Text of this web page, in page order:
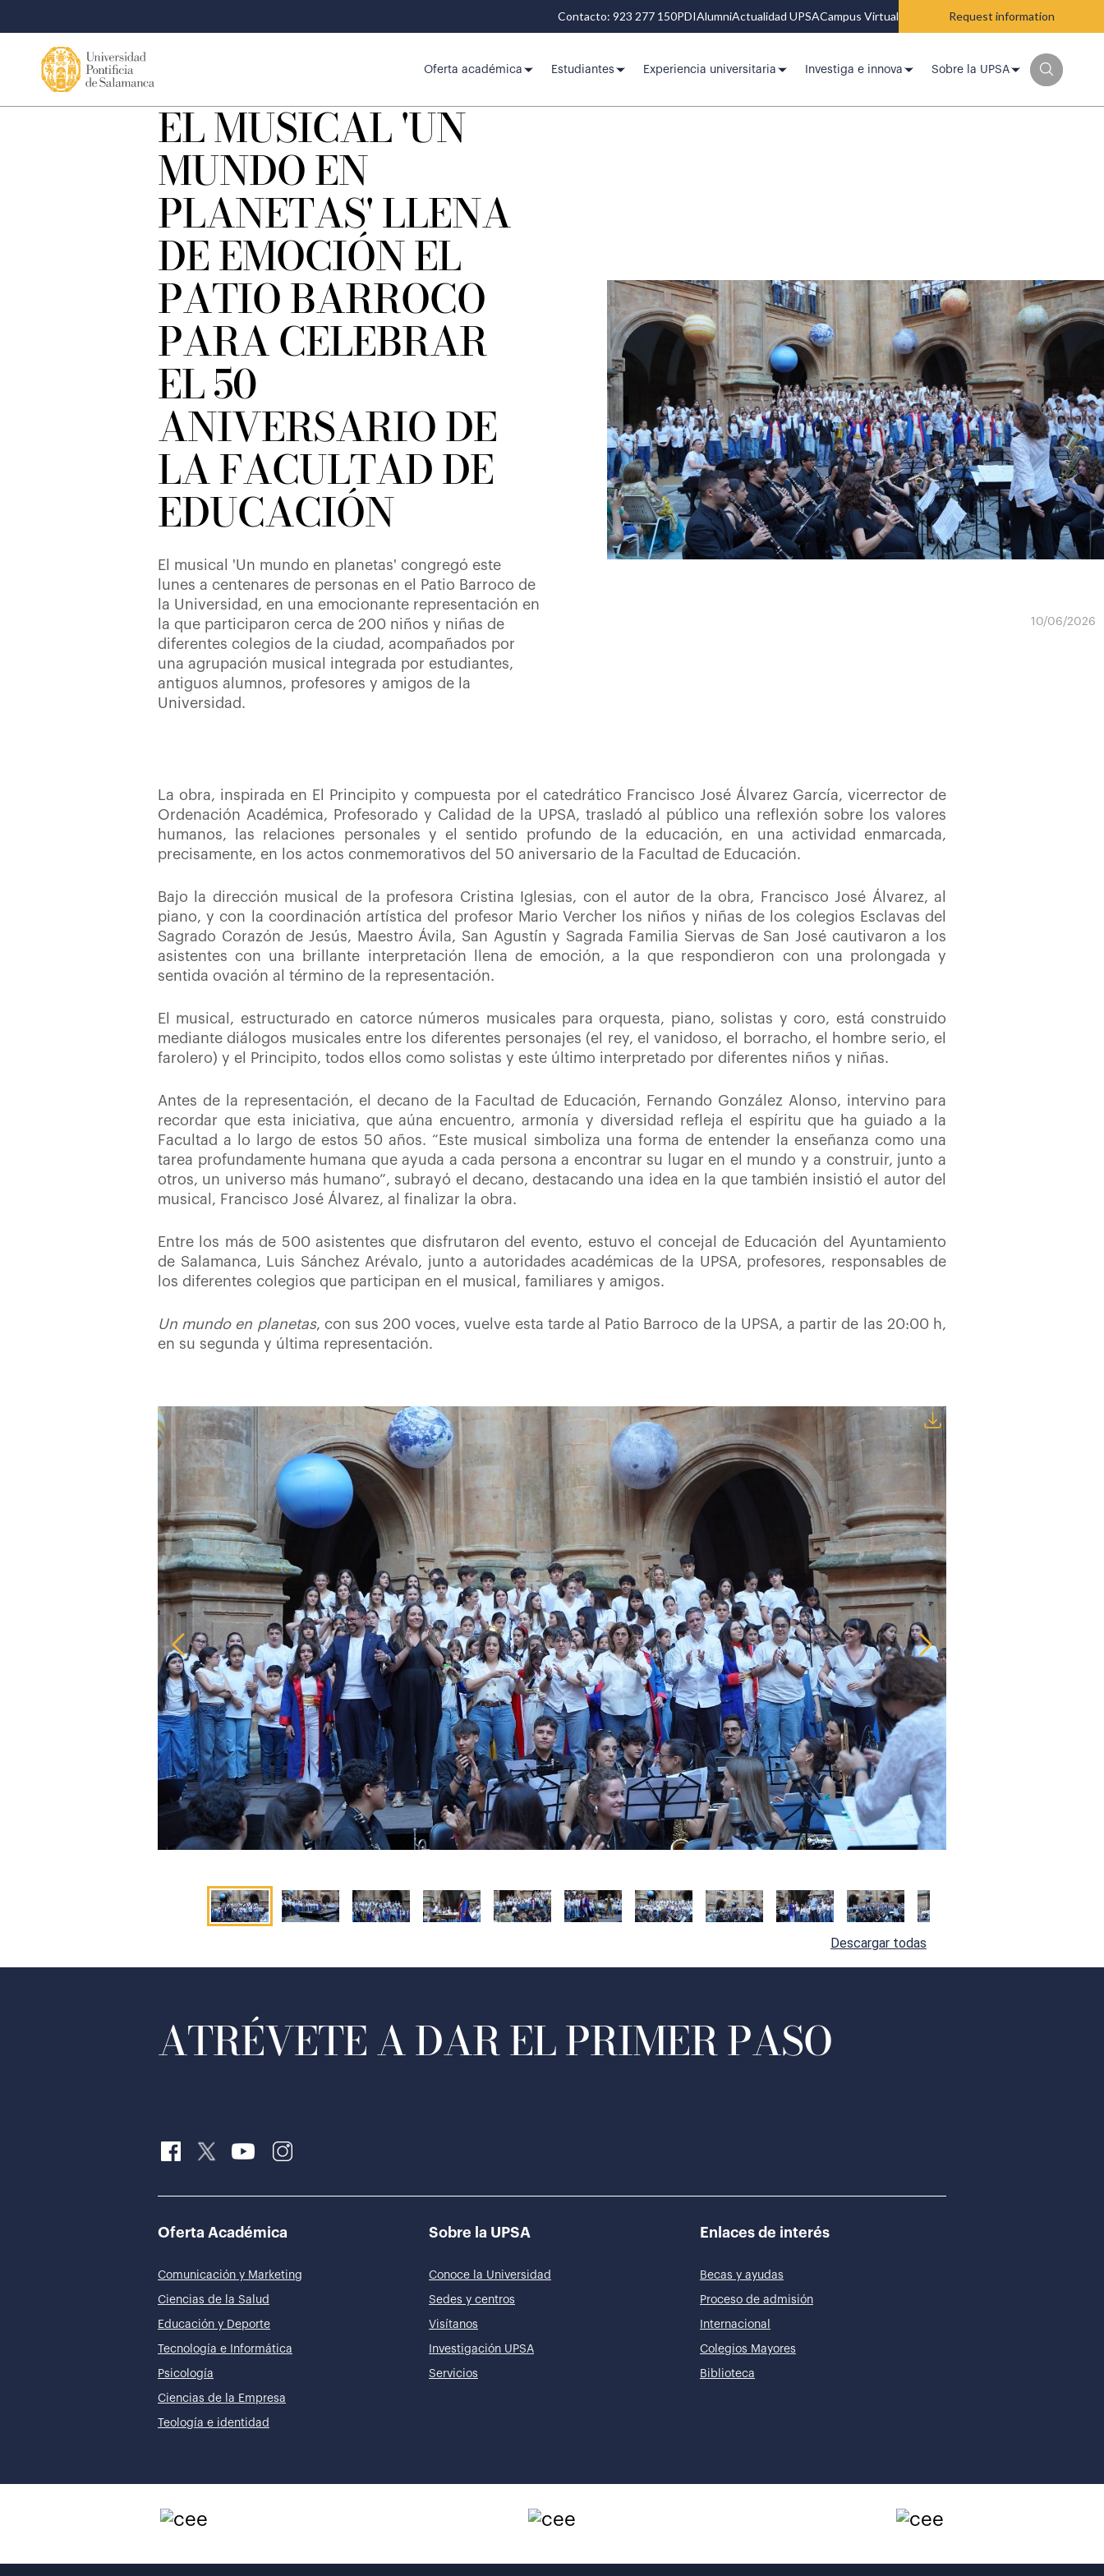
Contacto: 923 277 150PDIAlumniActualidad UPSACampus Virtual Request information
Oferta académica Estudiantes Experiencia universitaria Investiga e innova Sobre la UPSA
EL MUSICAL 'UN
MUNDO EN
PLANETAS' LLENA
DE EMOCIÓN EL
PATIO BARROCO
PARA CELEBRAR
EL 50
ANIVERSARIO DE
LA FACULTAD DE
EDUCACIÓN
El musical 'Un mundo en planetas' congregó este
lunes a centenares de personas en el Patio Barroco de
la Universidad, en una emocionante representación en
la que participaron cerca de 200 niños y niñas de
diferentes colegios de la ciudad, acompañados por
una agrupación musical integrada por estudiantes,
antiguos alumnos, profesores y amigos de la
Universidad.
10/06/2026
La obra, inspirada en El Principito y compuesta por el catedrático Francisco José Álvarez García, vicerrector de
Ordenación Académica, Profesorado y Calidad de la UPSA, trasladó al público una reflexión sobre los valores
humanos, las relaciones personales y el sentido profundo de la educación, en una actividad enmarcada,
precisamente, en los actos conmemorativos del 50 aniversario de la Facultad de Educación.
Bajo la dirección musical de la profesora Cristina Iglesias, con el autor de la obra, Francisco José Álvarez, al
piano, y con la coordinación artística del profesor Mario Vercher los niños y niñas de los colegios Esclavas del
Sagrado Corazón de Jesús, Maestro Ávila, San Agustín y Sagrada Familia Siervas de San José cautivaron a los
asistentes con una brillante interpretación llena de emoción, a la que respondieron con una prolongada y
sentida ovación al término de la representación.
El musical, estructurado en catorce números musicales para orquesta, piano, solistas y coro, está construido
mediante diálogos musicales entre los diferentes personajes (el rey, el vanidoso, el borracho, el hombre serio, el
farolero) y el Principito, todos ellos como solistas y este último interpretado por diferentes niños y niñas.
Antes de la representación, el decano de la Facultad de Educación, Fernando González Alonso, intervino para
recordar que esta iniciativa, que aúna encuentro, armonía y diversidad refleja el espíritu que ha guiado a la
Facultad a lo largo de estos 50 años. “Este musical simboliza una forma de entender la enseñanza como una
tarea profundamente humana que ayuda a cada persona a encontrar su lugar en el mundo y a construir, junto a
otros, un universo más humano”, subrayó el decano, destacando una idea en la que también insistió el autor del
musical, Francisco José Álvarez, al finalizar la obra.
Entre los más de 500 asistentes que disfrutaron del evento, estuvo el concejal de Educación del Ayuntamiento
de Salamanca, Luis Sánchez Arévalo, junto a autoridades académicas de la UPSA, profesores, responsables de
los diferentes colegios que participan en el musical, familiares y amigos.
Un mundo en planetas, con sus 200 voces, vuelve esta tarde al Patio Barroco de la UPSA, a partir de las 20:00 h,
en su segunda y última representación.
Descargar todas
ATRÉVETE A DAR EL PRIMER PASO
Oferta Académica
Comunicación y Marketing
Ciencias de la Salud
Educación y Deporte
Tecnología e Informática
Psicología
Ciencias de la Empresa
Teología e identidad
Sobre la UPSA
Conoce la Universidad
Sedes y centros
Visítanos
Investigación UPSA
Servicios
Enlaces de interés
Becas y ayudas
Proceso de admisión
Internacional
Colegios Mayores
Biblioteca